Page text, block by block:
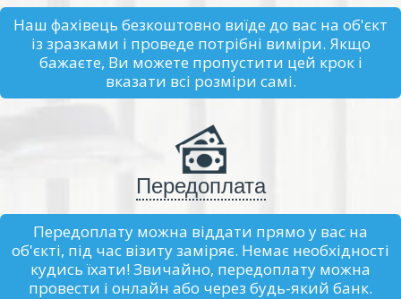
Наш фахівець безкоштовно виїде до вас на об'єкт
із зразками і проведе потрібні виміри. Якщо
бажаєте, Ви можете пропустити цей крок і
вказати всі розміри самі.
Передоплата
Передоплату можна віддати прямо у вас на
об'єкті, під час візиту заміряє. Немає необхідності
кудись їхати! Звичайно, передоплату можна
провести і онлайн або через будь-який банк.